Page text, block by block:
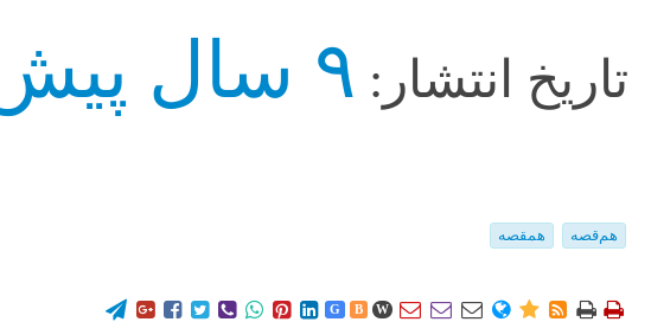
تاریخ انتشار: ۹ سال پیش
هم‌قصه همقصه
        G B W        